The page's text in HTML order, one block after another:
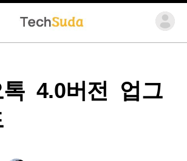
톡 4.0버전 업그